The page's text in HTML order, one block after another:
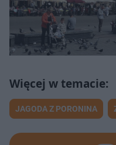
JAGODA Z PORONINA